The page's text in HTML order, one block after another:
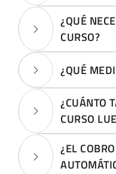
¿QUÉ
CURSO?
¿QUÉ
¿CUÁNTO
CURSO
¿EL